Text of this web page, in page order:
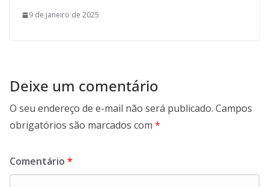
9 de janeiro de 2025
Deixe um comentário
O seu endereço de e-mail não será publicado. Campos
obrigatórios são marcados com *
Comentário *